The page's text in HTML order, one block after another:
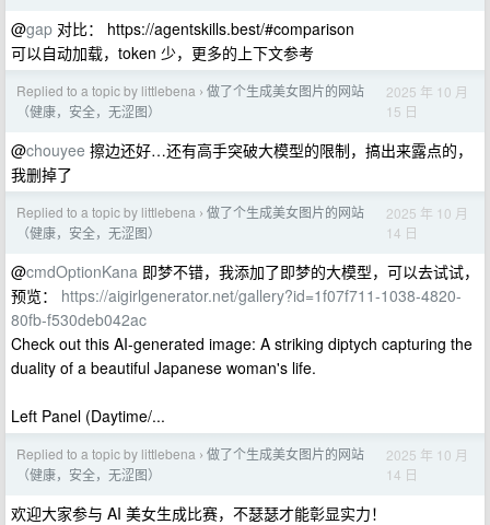
@gap 对比： https://agentskills.best/#comparison
可以自动加载，token 少，更多的上下文参考
Replied to a topic by littlebena › 做了个生成美女图片的网站
（健康，安全，无涩图）
2025 年 10 月
15 日
@chouyee 擦边还好…还有高手突破大模型的限制，搞出来露点的，
我删掉了
Replied to a topic by littlebena › 做了个生成美女图片的网站
（健康，安全，无涩图）
2025 年 10 月
14 日
@cmdOptionKana 即梦不错，我添加了即梦的大模型，可以去试试，
预览： https://aigirlgenerator.net/gallery?id=1f07f711-1038-4820-
80fb-f530deb042ac
Check out this AI-generated image: A striking diptych capturing the
duality of a beautiful Japanese woman's life.
Left Panel (Daytime/...
Replied to a topic by littlebena › 做了个生成美女图片的网站
（健康，安全，无涩图）
2025 年 10 月
14 日
欢迎大家参与 AI 美女生成比赛，不瑟瑟才能彰显实力！